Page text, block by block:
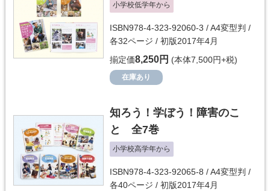
小学校低学年から
ISBN978-4-323-92060-3 / A4変型判 /
各32ページ / 初版2017年4月
揃定価8,250円 (本体7,500円+税)
在庫あり
知ろう！学ぼう！障害のこ
と 全7巻
小学校高学年から
ISBN978-4-323-92065-8 / A4変型判 /
各40ページ / 初版2017年4月